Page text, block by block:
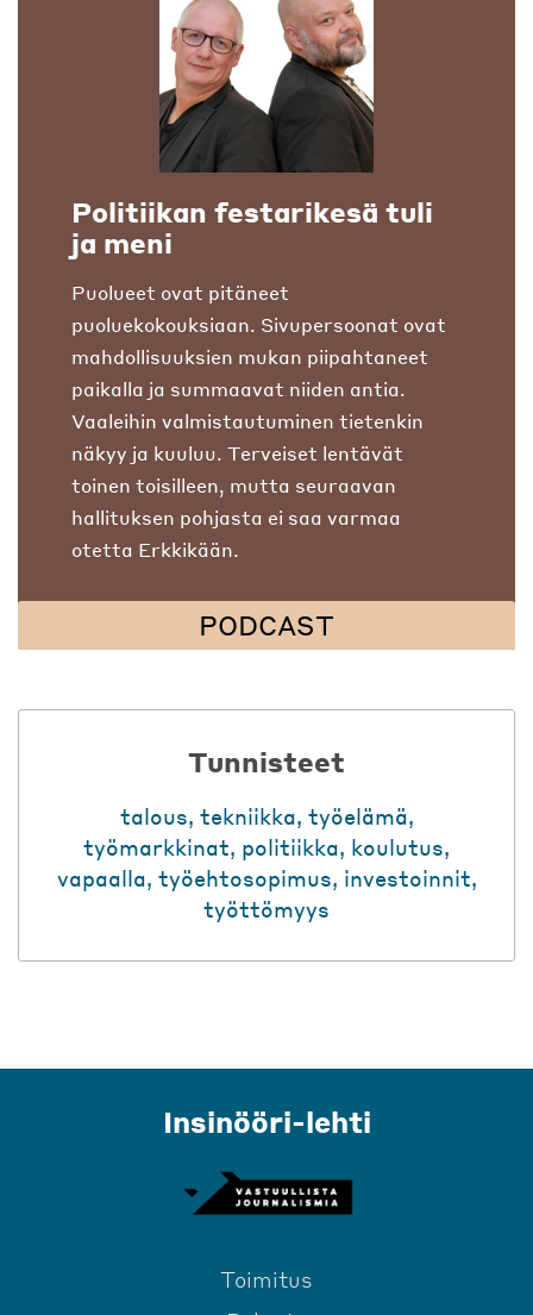
Politiikan festarikesä tuli
ja meni
Puolueet ovat pitäneet
puoluekokouksiaan. Sivupersoonat ovat
mahdollisuuksien mukan piipahtaneet
paikalla ja summaavat niiden antia.
Vaaleihin valmistautuminen tietenkin
näkyy ja kuuluu. Terveiset lentävät
toinen toisilleen, mutta seuraavan
hallituksen pohjasta ei saa varmaa
otetta Erkkikään.
PODCAST
Tunnisteet
talous, tekniikka, työelämä,
työmarkkinat, politiikka, koulutus,
vapaalla, työehtosopimus, investoinnit,
työttömyys
Insinööri-lehti
Toimitus